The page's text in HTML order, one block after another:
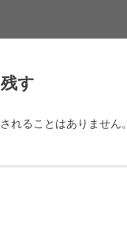
す
れることはありません。